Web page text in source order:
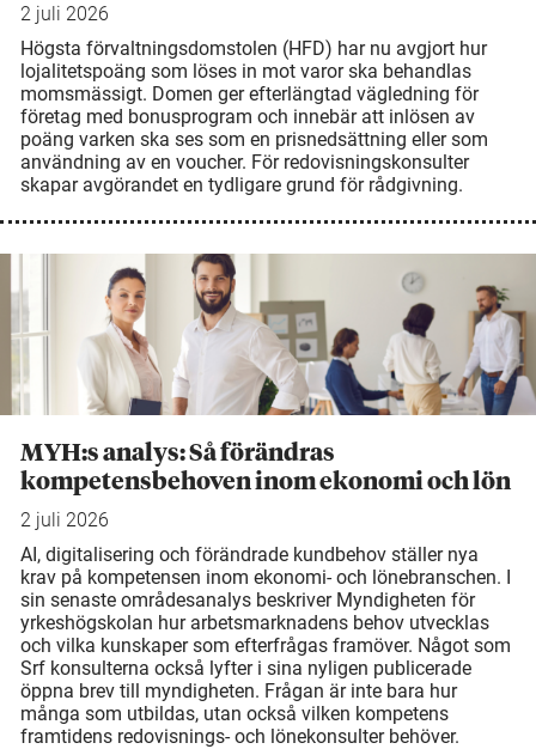
2 juli 2026
Högsta förvaltningsdomstolen (HFD) har nu avgjort hur
lojalitetspoäng som löses in mot varor ska behandlas
momsmässigt. Domen ger efterlängtad vägledning för
företag med bonusprogram och innebär att inlösen av
poäng varken ska ses som en prisnedsättning eller som
användning av en voucher. För redovisningskonsulter
skapar avgörandet en tydligare grund för rådgivning.
MYH:s analys: Så förändras
kompetensbehoven inom ekonomi och lön
2 juli 2026
AI, digitalisering och förändrade kundbehov ställer nya
krav på kompetensen inom ekonomi- och lönebranschen. I
sin senaste områdesanalys beskriver Myndigheten för
yrkeshögskolan hur arbetsmarknadens behov utvecklas
och vilka kunskaper som efterfrågas framöver. Något som
Srf konsulterna också lyfter i sina nyligen publicerade
öppna brev till myndigheten. Frågan är inte bara hur
många som utbildas, utan också vilken kompetens
framtidens redovisnings- och lönekonsulter behöver.